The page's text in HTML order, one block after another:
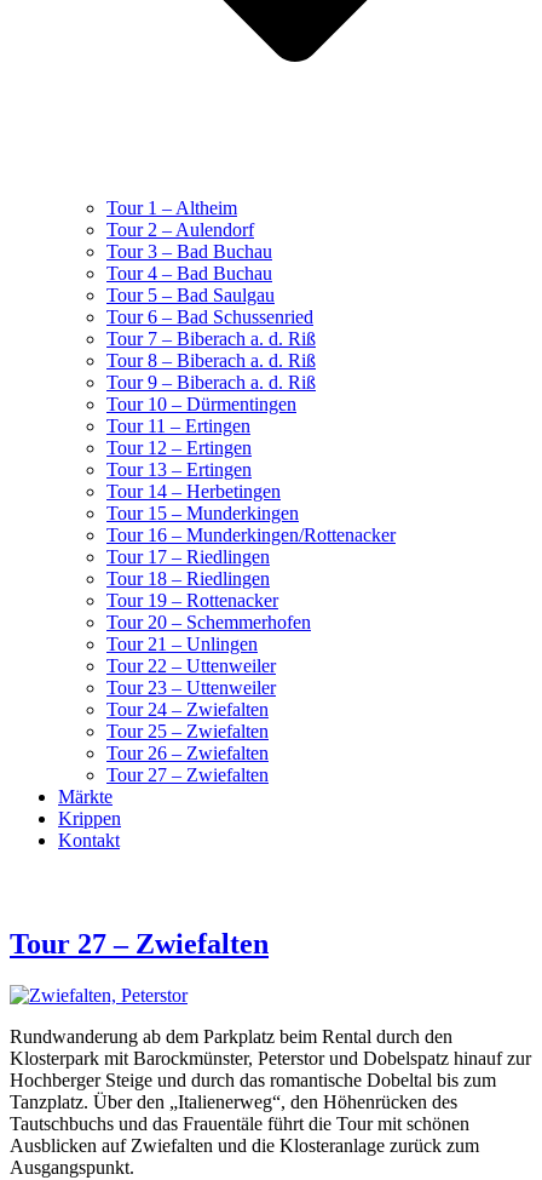
Tour 1 – Altheim
Tour 2 – Aulendorf
Tour 3 – Bad Buchau
Tour 4 – Bad Buchau
Tour 5 – Bad Saulgau
Tour 6 – Bad Schussenried
Tour 7 – Biberach a. d. Riß
Tour 8 – Biberach a. d. Riß
Tour 9 – Biberach a. d. Riß
Tour 10 – Dürmentingen
Tour 11 – Ertingen
Tour 12 – Ertingen
Tour 13 – Ertingen
Tour 14 – Herbetingen
Tour 15 – Munderkingen
Tour 16 – Munderkingen/Rottenacker
Tour 17 – Riedlingen
Tour 18 – Riedlingen
Tour 19 – Rottenacker
Tour 20 – Schemmerhofen
Tour 21 – Unlingen
Tour 22 – Uttenweiler
Tour 23 – Uttenweiler
Tour 24 – Zwiefalten
Tour 25 – Zwiefalten
Tour 26 – Zwiefalten
Tour 27 – Zwiefalten
Märkte
Krippen
Kontakt
Tour 27 – Zwiefalten
Rundwanderung ab dem Parkplatz beim Rental durch den
Klosterpark mit Barockmünster, Peterstor und Dobelspatz hinauf zur
Hochberger Steige und durch das romantische Dobeltal bis zum
Tanzplatz. Über den „Italienerweg“, den Höhenrücken des
Tautschbuchs und das Frauentäle führt die Tour mit schönen
Ausblicken auf Zwiefalten und die Klosteranlage zurück zum
Ausgangspunkt.